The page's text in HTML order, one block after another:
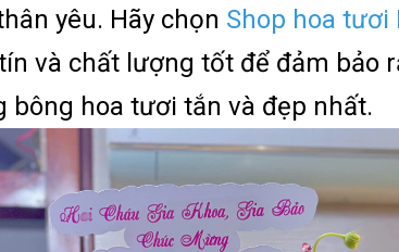
yêu. Hãy chọn Shop hoa tươi
và chất lượng tốt để đảm bảo
bông hoa tươi tắn và đẹp nhất.